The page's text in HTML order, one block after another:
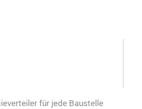
für jede Baustelle